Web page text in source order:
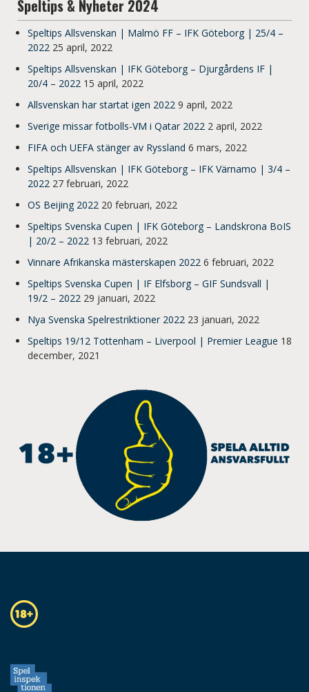
Speltips & Nyheter 2024
Speltips Allsvenskan | Malmö FF – IFK Göteborg | 25/4 –
2022 25 april, 2022
Speltips Allsvenskan | IFK Göteborg – Djurgårdens IF |
20/4 – 2022 15 april, 2022
Allsvenskan har startat igen 2022 9 april, 2022
Sverige missar fotbolls-VM i Qatar 2022 2 april, 2022
FIFA och UEFA stänger av Ryssland 6 mars, 2022
Speltips Allsvenskan | IFK Göteborg – IFK Värnamo | 3/4 –
2022 27 februari, 2022
OS Beijing 2022 20 februari, 2022
Speltips Svenska Cupen | IFK Göteborg – Landskrona BoIS
| 20/2 – 2022 13 februari, 2022
Vinnare Afrikanska mästerskapen 2022 6 februari, 2022
Speltips Svenska Cupen | IF Elfsborg – GIF Sundsvall |
19/2 – 2022 29 januari, 2022
Nya Svenska Spelrestriktioner 2022 23 januari, 2022
Speltips 19/12 Tottenham – Liverpool | Premier League 18
december, 2021